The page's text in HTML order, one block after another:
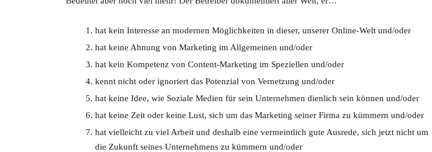
hat kein Interesse an modernen Möglichkeiten in dieser, unserer Online-Welt und/oder
hat keine Ahnung von Marketing im Allgemeinen und/oder
hat kein Kompetenz von Content-Marketing im Speziellen und/oder
kennt nicht oder ignoriert das Potenzial von Vernetzung und/oder
hat keine Idee, wie Soziale Medien für sein Unternehmen dienlich sein können und/oder
hat keine Zeit oder keine Lust, sich um das Marketing seiner Firma zu kümmern und/oder
hat vielleicht zu viel Arbeit und deshalb eine vermeintlich gute Ausrede, sich jetzt nicht um
die Zukunft seines Unternehmens zu kümmern und/oder